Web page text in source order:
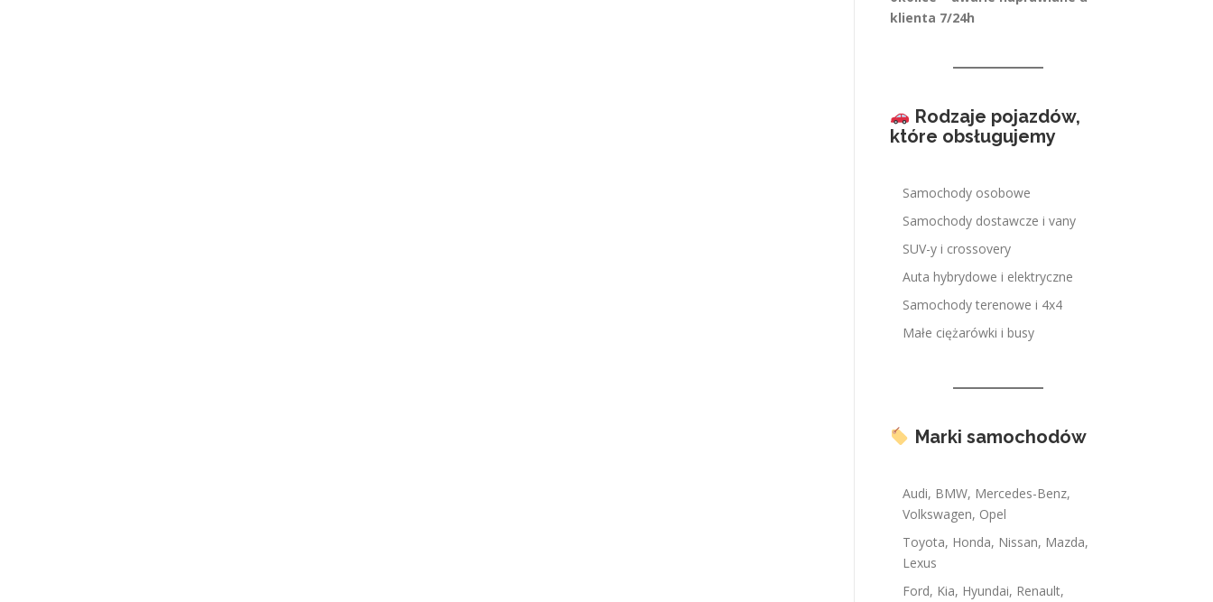
klienta 7/24h
Rodzaje pojazdów,
które obsługujemy
Samochody osobowe
Samochody dostawcze i vany
SUV-y i crossovery
Auta hybrydowe i elektryczne
Samochody terenowe i 4x4
Małe ciężarówki i busy
Marki samochodów
Audi, BMW, Mercedes-Benz,
Volkswagen, Opel
Toyota, Honda, Nissan, Mazda,
Lexus
Ford, Kia, Hyundai, Renault,